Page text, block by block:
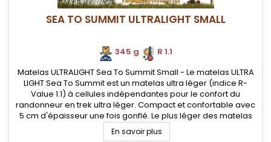
SEA TO SUMMIT ULTRALIGHT SMALL
345 g
R 1.1
Matelas ULTRALIGHT Sea To Summit Small - Le matelas ULTRA
LIGHT Sea To Summit est un matelas ultra léger (indice R-
Value 1.1) à cellules indépendantes pour le confort du
randonneur en trek ultra léger. Compact et confortable avec
5 cm d'épaisseur une fois gonflé. Le plus léger des matelas
Sea To Summit
En savoir plus